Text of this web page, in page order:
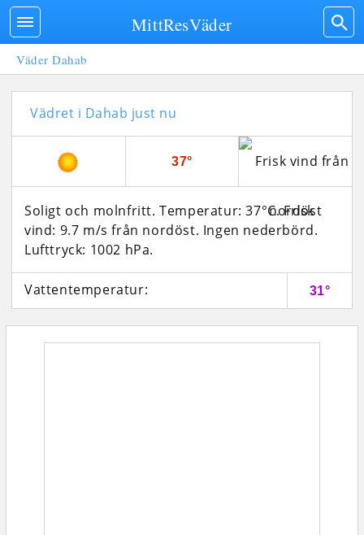
Väder Dahab
Vädret i Dahab just nu
37°
Soligt och molnfritt. Temperatur: 37°C. Frisk
vind: 9.7 m/s från nordöst. Ingen nederbörd.
Lufttryck: 1002 hPa.
Vattentemperatur: 31°
MittResVäder